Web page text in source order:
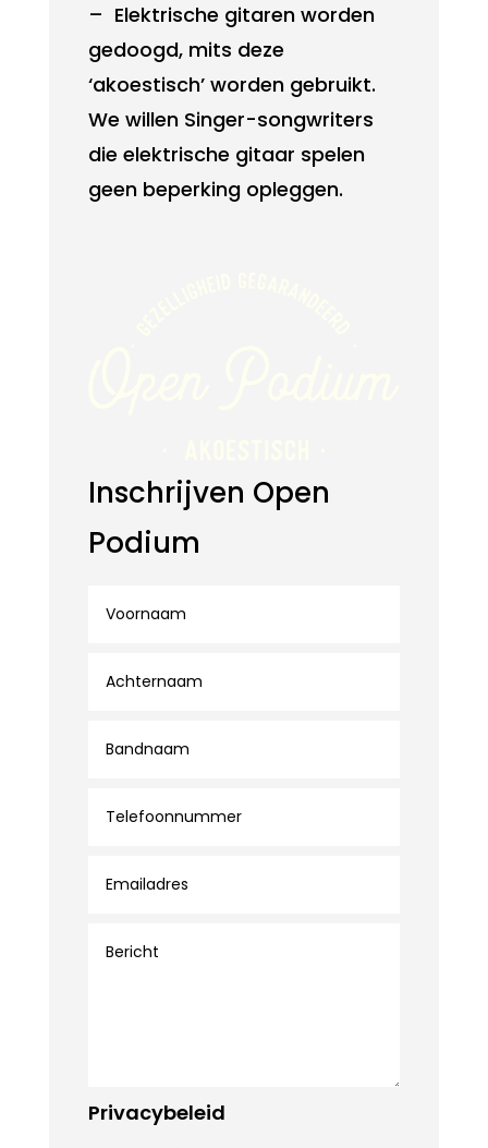
– Elektrische gitaren worden
gedoogd, mits deze
‘akoestisch’ worden gebruikt.
We willen Singer-songwriters
die elektrische gitaar spelen
geen beperking opleggen.
Inschrijven Open
Podium
Privacybeleid